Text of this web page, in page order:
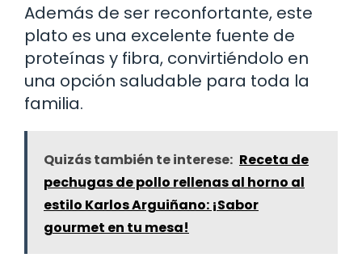
Además de ser reconfortante, este
plato es una excelente fuente de
proteínas y fibra, convirtiéndolo en
una opción saludable para toda la
familia.
Quizás también te interese: Receta de
pechugas de pollo rellenas al horno al
estilo Karlos Arguiñano: ¡Sabor
gourmet en tu mesa!